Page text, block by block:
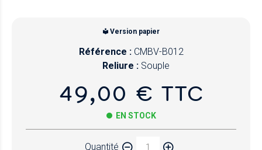
Version papier
Référence : CMBV-B012
Reliure : Souple
49,00 € TTC
EN STOCK
Quantité